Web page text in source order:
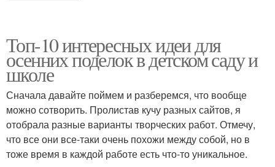
Топ-10 интересных идеи для
осенних поделок в детском саду и
школе
Сначала давайте поймем и разберемся, что вообще
можно сотворить. Пролистав кучу разных сайтов, я
отобрала разные варианты творческих работ. Отмечу,
что все они все-таки очень похожи между собой, но в
тоже время в каждой работе есть что-то уникальное.